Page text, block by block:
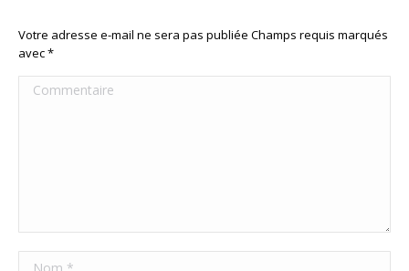
Votre adresse e-mail ne sera pas publiée Champs requis marqués
avec*
Commentaire
Nom *